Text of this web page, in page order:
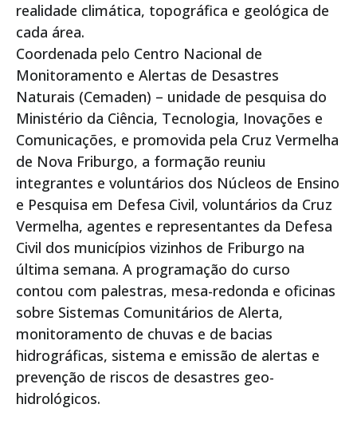
realidade climática, topográfica e geológica de
cada área.
Coordenada pelo Centro Nacional de
Monitoramento e Alertas de Desastres
Naturais (Cemaden) – unidade de pesquisa do
Ministério da Ciência, Tecnologia, Inovações e
Comunicações, e promovida pela Cruz Vermelha
de Nova Friburgo, a formação reuniu
integrantes e voluntários dos Núcleos de Ensino
e Pesquisa em Defesa Civil, voluntários da Cruz
Vermelha, agentes e representantes da Defesa
Civil dos municípios vizinhos de Friburgo na
última semana. A programação do curso
contou com palestras, mesa-redonda e oficinas
sobre Sistemas Comunitários de Alerta,
monitoramento de chuvas e de bacias
hidrográficas, sistema e emissão de alertas e
prevenção de riscos de desastres geo-
hidrológicos.